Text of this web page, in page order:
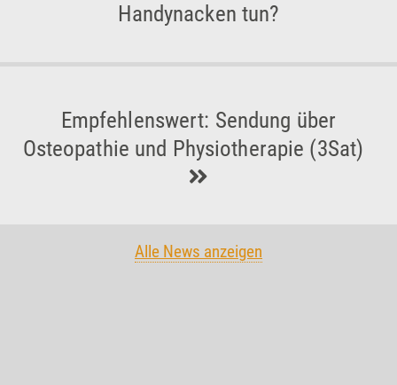
Handynacken tun?
Empfehlenswert: Sendung über
Osteopathie und Physiotherapie (3Sat)
Alle News anzeigen